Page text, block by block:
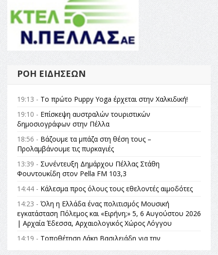
ΡΟΉ ΕΙΔΉΣΕΩΝ
19:13 - Το πρώτο Puppy Yoga έρχεται στην Χαλκιδική!
19:10 - Επίσκεψη αυστραλών τουριστικών
δημοσιογράφων στην Πέλλα
18:56 - Βάζουμε τα μπάζα στη θέση τους –
Προλαμβάνουμε τις πυρκαγιές
13:39 - Συνέντευξη Δημάρχου Πέλλας Στάθη
Φουντουκίδη στον Pella FM 103,3
14:44 - Κάλεσμα προς όλους τους εθελοντές αιμοδότες
14:23 - Όλη η Ελλάδα ένας πολιτισμός Μουσική
εγκατάσταση Πόλεμος και «Ειρήνη;» 5, 6 Αυγούστου 2026
| Αρχαία Έδεσσα, Αρχαιολογικός Χώρος Λόγγου
14:19 - Τοποθέτηση Λάκη Βασιλειάδη για την
Αναθεώρηση του Συντάγματος: «Σε τέτοιες κορυφαίες